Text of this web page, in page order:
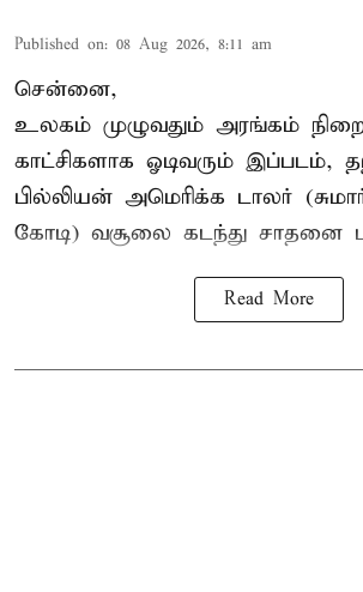
Published on: 08 Aug 2026, 8:11 am
சென்னை,
உலகம் முழுவதும் அரங்கம்
காட்சிகளாக ஓடிவரும் இப்படம்,
பில்லியன் அமெரிக்க டாலர் (சுமார்
கோடி) வசூலை கடந்து சாதனை
Read More